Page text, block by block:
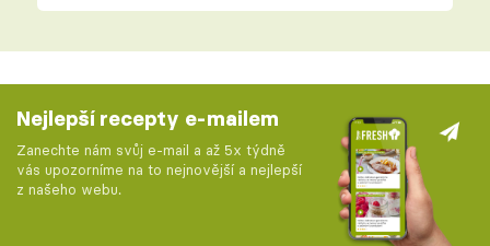
Nejlepší recepty e-mailem
Zanechte nám svůj e-mail a až 5x týdně
vás upozorníme na to nejnovější a nejlepší
z našeho webu.